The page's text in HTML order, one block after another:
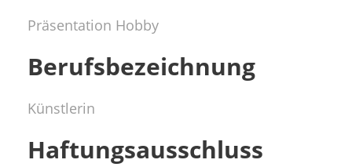
Präsentation Hobby
Berufsbezeichnung
Künstlerin
Haftungsausschluss